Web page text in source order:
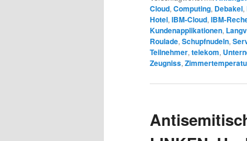
Cloud, Computing, Debakel,
Hotel, IBM-Cloud, IBM-
Kundenapplikationen,
Roulade, Schupfnudeln,
Teilnehmer, telekom,
Zeugniss,